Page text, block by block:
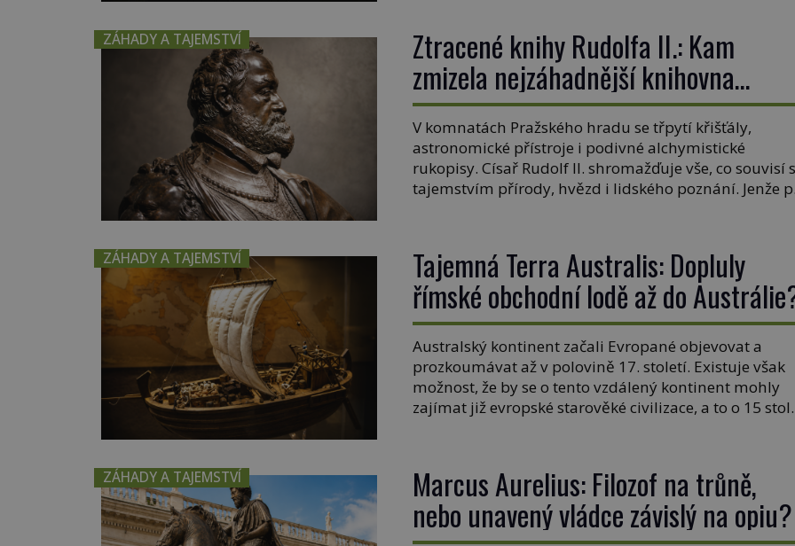
obestírá hustá mlha. Otázky, jak přesně se tato […]
ZÁHADY A TAJEMSTVÍ Ztracené knihy Rudolfa II.: Kam
zmizela nejzáhadnější knihovna
Evropy?
V komnatách Pražského hradu se třpytí křišťály,
astronomické přístroje i podivné alchymistické
rukopisy. Císař Rudolf II. shromažďuje vše, co souvisí s
tajemstvím přírody, hvězd i lidského poznání. Jenže
existují ještě někde zapomenuté rukopisy, které nikdo
[…]
ZÁHADY A TAJEMSTVÍ Tajemná Terra Australis: Dopluly
římské obchodní lodě až do
Australský kontinent začali Evropané objevovat a
prozkoumávat až v polovině 17. století. Existuje však
možnost, že by se o tento vzdálený kontinent mohly
zajímat již evropské starověké civilizace, a to o 15
ZÁHADY A TAJEMSTVÍ Marcus Aurelius: Filozof na trůně,
nebo unavený vládce závislý na opiu?